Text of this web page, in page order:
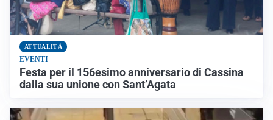
ATTUALITÀ
EVENTI
Festa per il 156esimo anniversario di Cassina
dalla sua unione con Sant’Agata